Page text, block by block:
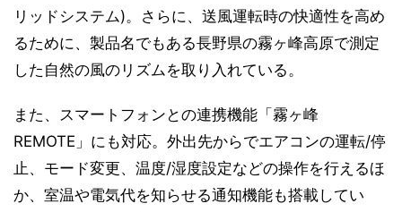
リッドシステム)。さらに、送風運転時の快適性を高め
るために、製品名でもある長野県の霧ヶ峰高原で測定
した自然の風のリズムを取り入れている。
また、スマートフォンとの連携機能「霧ヶ峰
REMOTE」にも対応。外出先からでエアコンの運転/停
止、モード変更、温度/湿度設定などの操作を行えるほ
か、室温や電気代を知らせる通知機能も搭載してい